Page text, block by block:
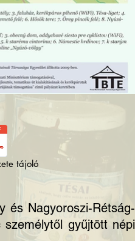
tájoló
és Nagyoroszi-Rétság-
személytől gyűjtöttnépi